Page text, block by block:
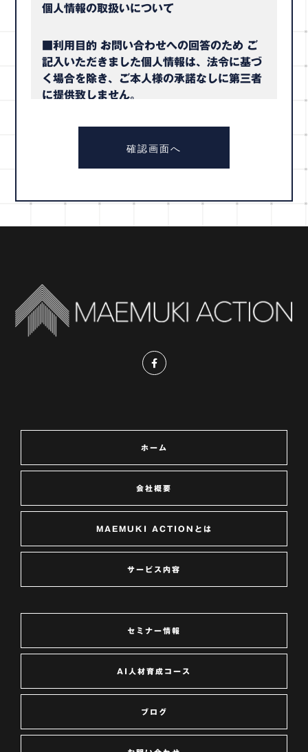
個人情報の取扱いについて
■利用目的 お問い合わせへの回答のため ご
記入いただきました個人情報は、法令に基づ
く場合を除き、ご本人様の承諾なしに第三者
に提供致しません。
り扱いを委託する場合がございます。
入力後に内容をご確認いただき、間違いがな
ホーム
会社概要
MAEMUKI ACTIONとは
サービス内容
セミナー情報
AI人材育成コース
ブログ